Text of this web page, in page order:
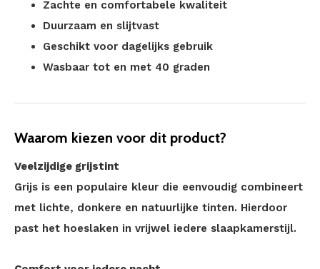
Zachte en comfortabele kwaliteit
Duurzaam en slijtvast
Geschikt voor dagelijks gebruik
Wasbaar tot en met 40 graden
Waarom kiezen voor dit product?
Veelzijdige grijstint
Grijs is een populaire kleur die eenvoudig combineert
met lichte, donkere en natuurlijke tinten. Hierdoor
past het hoeslaken in vrijwel iedere slaapkamerstijl.